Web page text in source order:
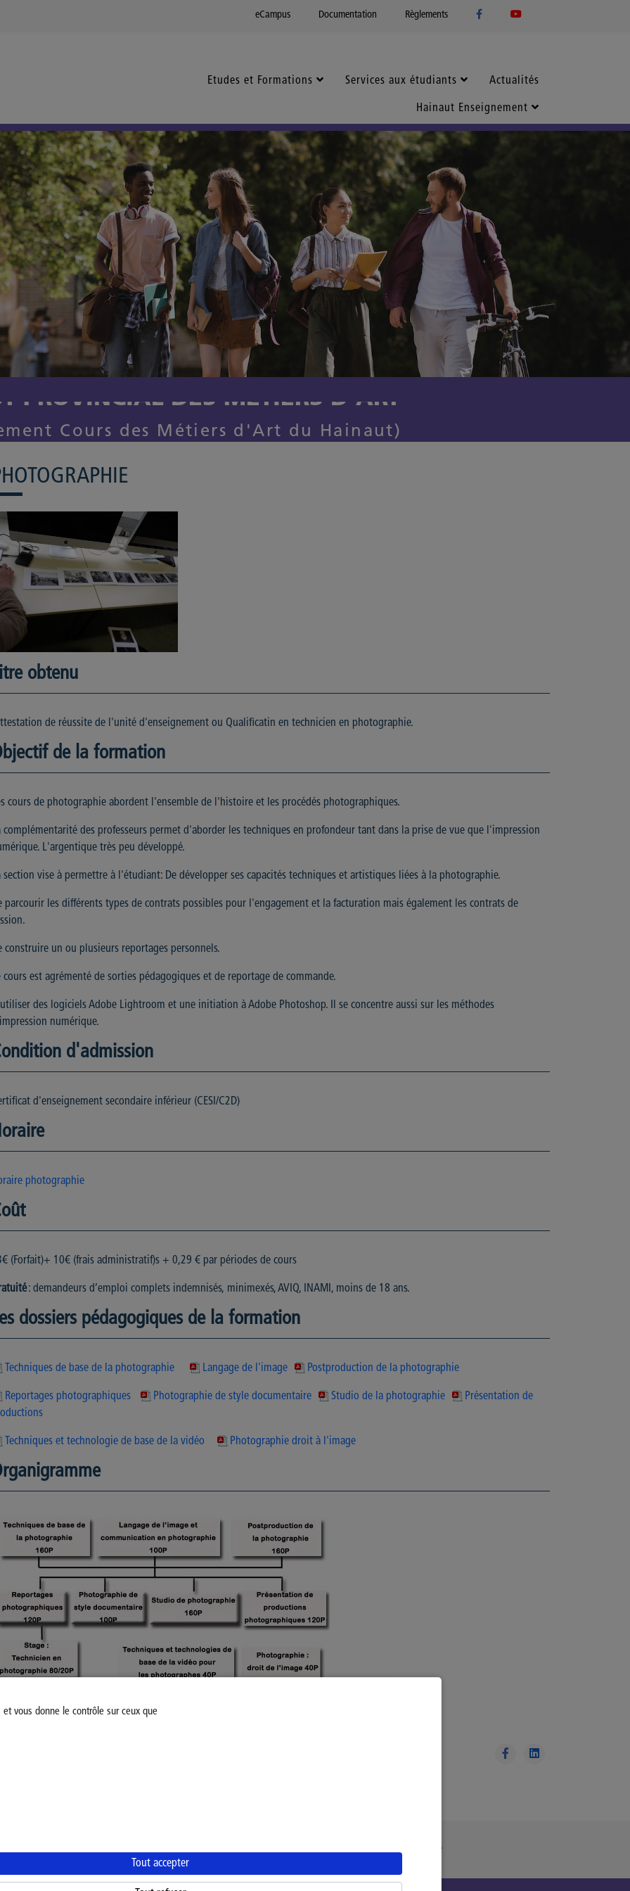
vous donne le contrôle sur ceux que
Tout accepter
eCampus Documentation Règlements
Etudes et Formations Services aux étudiants Actualités
Hainaut Enseignement
PROVINCIAL DES MÉTIERS D'ART
Cours des Métiers d'Art du Hainaut)
obtenu
de réussite de l'unité d'enseignement ou Qualificatin en technicien en photographie.
de la formation
cours de photographie abordent l'ensemble de l'histoire et les procédés photographiques.
complémentarité des professeurs permet d'aborder les techniques en profondeur tant dans la prise de vue que l'impression
L'argentique très peu développé.
section vise à permettre à l'étudiant: De développer ses capacités techniques et artistiques liées à la photographie.
parcourir les différents types de contrats possibles pour l'engagement et la facturation mais également les contrats de
construire un ou plusieurs reportages personnels.
cours est agrémenté de sorties pédagogiques et de reportage de commande.
des logiciels Adobe Lightroom et une initiation à Adobe Photoshop. Il se concentre aussi sur les méthodes
numérique.
d'admission
d'enseignement secondaire inférieur (CESI/C2D)
photographie
(Forfait)+ 10€ (frais administratif)s + 0,29 € par périodes de cours
: demandeurs d’emploi complets indemnisés, minimexés, AVIQ, INAMI, moins de 18 ans.
dossiers pédagogiques de la formation
Techniques de base de la photographie Langage de l'image Postproduction de la photographie
Reportages photographiques Photographie de style documentaire Studio de la photographie
Présentation de
Techniques et technologie de base de la vidéo Photographie droit à l'image
Politique Générale de Confidentialité